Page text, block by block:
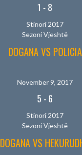
1 - 8
Stinori 2017
Sezoni Vjeshtë
DOGANA VS POLICIA
November 9, 2017
5 - 6
Stinori 2017
Sezoni Vjeshtë
DOGANA VS